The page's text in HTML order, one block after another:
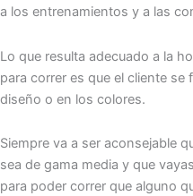
a los entrenamientos y a las
Lo que resulta adecuado a la
para correr es que el cliente
diseño o en los colores.
Siempre va a ser aconsejable
sea de gama media y que
para poder correr que alguno